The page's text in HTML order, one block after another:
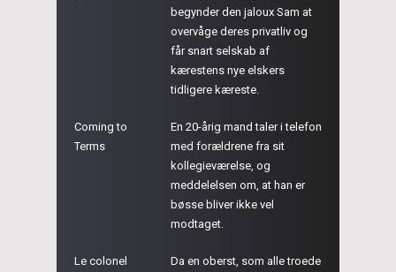
begynder den jaloux Sam at
overvåge deres privatliv og
får snart selskab af
kærestens nye elskers
tidligere kæreste.
Coming to
Terms
En 20-årig mand taler i telefon
med forældrene fra sit
kollegieværelse, og
meddelelsen om, at han er
bøsse bliver ikke vel
modtaget.
Le colonel
Da en oberst, som alle troede